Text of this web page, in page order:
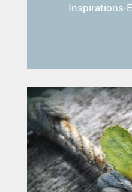
Inspirations-